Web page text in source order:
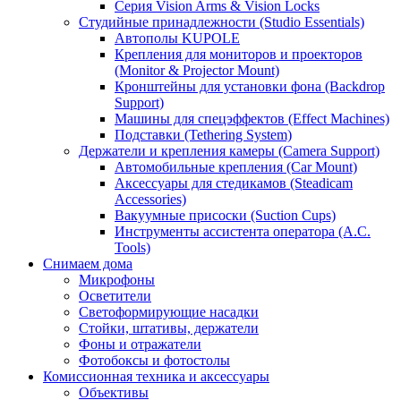
Серия Vision Arms & Vision Locks
Студийные принадлежности (Studio Essentials)
Автополы KUPOLE
Крепления для мониторов и проекторов
(Monitor & Projector Mount)
Кронштейны для установки фона (Backdrop
Support)
Машины для спецэффектов (Effect Machines)
Подставки (Tethering System)
Держатели и крепления камеры (Camera Support)
Автомобильные крепления (Car Mount)
Аксессуары для стедикамов (Steadicam
Accessories)
Вакуумные присоски (Suction Cups)
Инструменты ассистента оператора (A.C.
Tools)
Снимаем дома
Микрофоны
Осветители
Светоформирующие насадки
Стойки, штативы, держатели
Фоны и отражатели
Фотобоксы и фотостолы
Комиссионная техника и аксессуары
Объективы